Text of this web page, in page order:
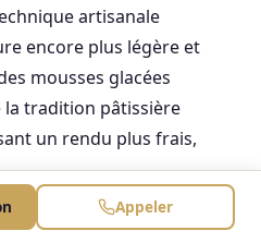
artisanale
encore plus légère et
mousses glacées
la tradition pâtissière
un rendu plus frais,
Appeler